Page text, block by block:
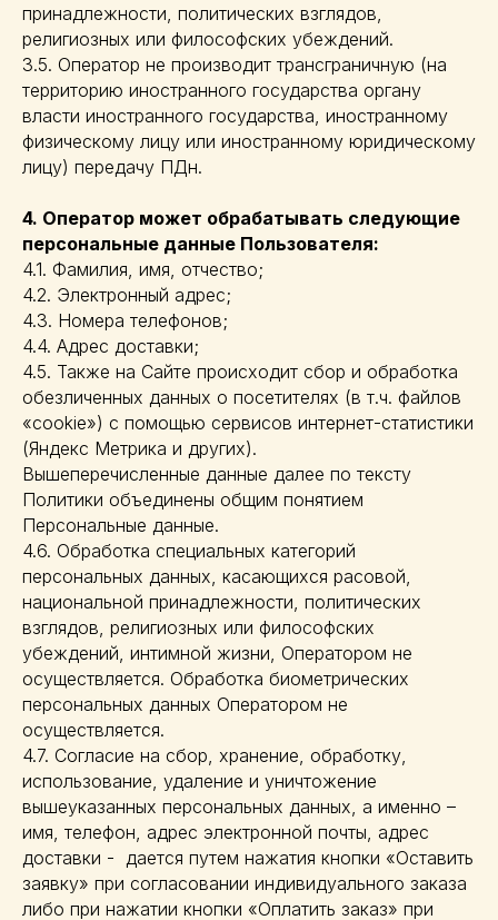
принадлежности, политических взглядов,
религиозных или философских убеждений.
3.5. Оператор не производит трансграничную (на
территорию иностранного государства органу
власти иностранного государства, иностранному
физическому лицу или иностранному юридическому
лицу) передачу ПДн.
4. Оператор может обрабатывать следующие
персональные данные Пользователя:
4.1. Фамилия, имя, отчество;
4.2. Электронный адрес;
4.3. Номера телефонов;
4.4. Адрес доставки;
4.5. Также на Сайте происходит сбор и обработка
обезличенных данных о посетителях (в т.ч. файлов
«cookie») с помощью сервисов интернет-статистики
(Яндекс Метрика и других).
Вышеперечисленные данные далее по тексту
Политики объединены общим понятием
Персональные данные.
4.6. Обработка специальных категорий
персональных данных, касающихся расовой,
национальной принадлежности, политических
взглядов, религиозных или философских
убеждений, интимной жизни, Оператором не
осуществляется. Обработка биометрических
персональных данных Оператором не
осуществляется.
4.7. Согласие на сбор, хранение, обработку,
использование, удаление и уничтожение
вышеуказанных персональных данных, а именно –
имя, телефон, адрес электронной почты, адрес
доставки - дается путем нажатия кнопки «Оставить
заявку» при согласовании индивидуального заказа
либо при нажатии кнопки «Оплатить заказ» при